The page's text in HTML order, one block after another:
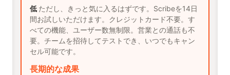
低 ただし、きっと気に入るはずです。Scribeを14日
間お試しいただけます。クレジットカード不要。す
べての機能、ユーザー数無制限。営業との通話も不
要。チームを招待してテストでき、いつでもキャン
セル可能です。
長期的な成果